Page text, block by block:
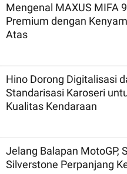
Mengenal MAXUS MIFA
Premium dengan
Atas
Hino Dorong Digitalisasi
Standarisasi Karoseri
Kualitas Kendaraan
Jelang Balapan MotoGP,
Silverstone Perpanjang